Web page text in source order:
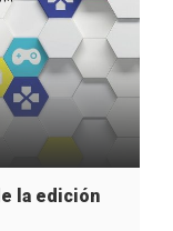
la edición